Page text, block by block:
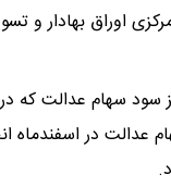
اوراق بهادار و